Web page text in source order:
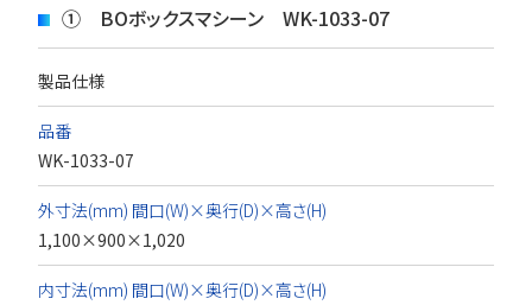
① BOボックスマシーン WK-1033-07
製品仕様
品番
WK-1033-07
外寸法(mm) 間口(W)×奥行(D)×高さ(H)
1,100×900×1,020
内寸法(mm) 間口(W)×奥行(D)×高さ(H)